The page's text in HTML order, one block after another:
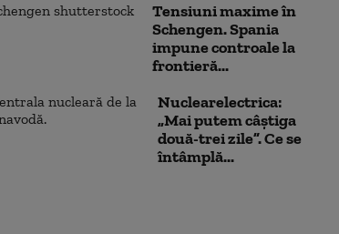
Tensiuni maxime în
Schengen. Spania
impune controale la
frontieră...
Nuclearelectrica:
„Mai putem câștiga
două-trei zile”. Ce se
întâmplă...